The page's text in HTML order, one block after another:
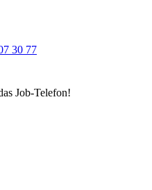
30 77
Job-Telefon!